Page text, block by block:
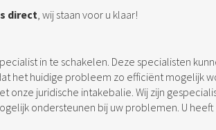
direct , wij staan voor u klaar!
in te schakelen. Deze specialisten
het huidige probleem zo efficiënt mogelijk
onze juridische intakebalie. Wij zijn
ondersteunen bij uw problemen. U